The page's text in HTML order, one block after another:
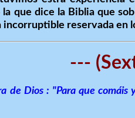
la que dice la Biblia que
incorruptible reservada en
---
de Dios : "Para que